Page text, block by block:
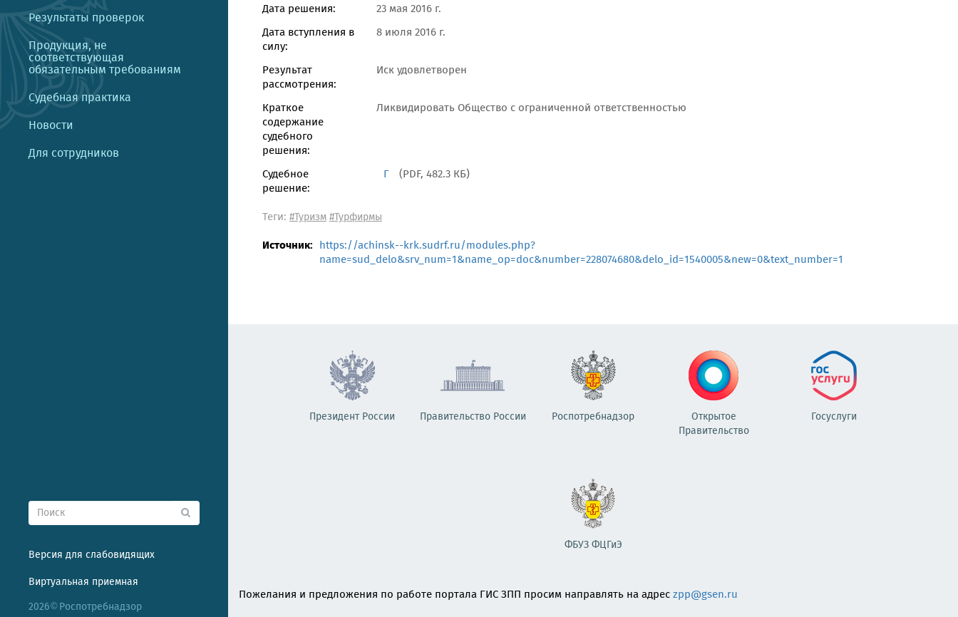
Результаты проверок
Продукция, не
соответствующая
обязательным требованиям
Судебная практика
Новости
Для сотрудников
Версия для слабовидящих
Виртуальная приемная
2026©Роспотребнадзор
Дата решения:
23 мая 2016 г.
Дата вступления в
силу:
8 июля 2016 г.
Результат
рассмотрения:
Иск удовлетворен
Краткое
содержание
судебного
решения:
Ликвидировать Общество с ограниченной ответственностью
Судебное
решение:
Г (PDF, 482.3 КБ)
Теги: #Туризм#Турфирмы
Источник: https://achinsk--krk.sudrf.ru/modules.php?
name=sud_delo&srv_num=1&name_op=doc&number=228074680&delo_id=1540005&new=0&text_number=1
Президент России Правительство России Роспотребнадзор
Открытое
Правительство
Госуслуги
ФБУЗ ФЦГиЭ
Пожелания и предложения по работе портала ГИС ЗПП просим направлять на адресzpp@gsen.ru